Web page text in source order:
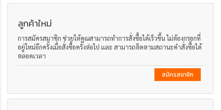
ลูกค้าใหม่
การสมัครสมาชิก ช่วยให้คุณสามารถทำการสั่งซื้อได้เร็วขึ้น ไม่ต้องกรอกที่
อยู่ใหม่อีกครั้งเมื่อสั่งซื้อครั้งต่อไป และ สามารถติดตามสถานะคำสั่งซื้อได้
ตลอดเวลา
สมัครสมาชิก